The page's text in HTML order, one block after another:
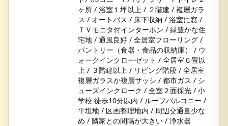
ヶ所 / 浴室１坪以上 / ２階建 / 複層ガラ
ス / オートバス / 床下収納 / 浴室に窓 /
ＴＶモニタ付インターホン / 緑豊かな住
宅地 / 通風良好 / 全居室フローリング /
パントリー（食器・食品の収納庫） / ウ
ォークインクローゼット / 全居室６畳以
上 / ３階建以上 / リビング階段 / 全居室
複層ガラスか複層サッシ / 都市ガス / シ
ューズインクローク / 全室２面採光 / 小
学校 徒歩10分以内 / ルーフバルコニー /
平坦地 / 区画整理地内 / 周辺交通量少な
め / 隣家との間隔が大きい / 浄水器